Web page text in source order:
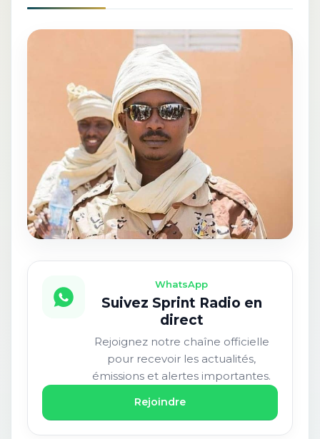
WhatsApp
Suivez Sprint Radio en
direct
Rejoignez notre chaîne officielle
pour recevoir les actualités,
émissions et alertes importantes.
Rejoindre